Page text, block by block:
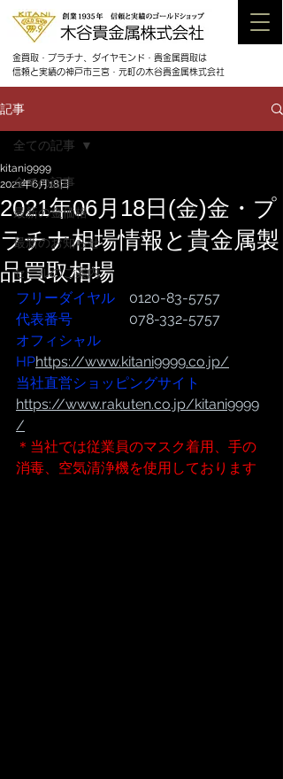
金買取・プラチナ、ダイヤモンド・貴金属買取は
信頼と実績の神戸市三宮・元町の木谷貴金属株式会社
記事
全ての記事
最新の金価格
最新のお知らせ
セールのご案内
全ての記事
2021年06月18日(金)金・プ
ラチナ相場情報と貴金属製
品買取相場
kitani9999
2021年6月18日
フリーダイヤル 0120-83-5757
代表番号
              078-332-5757
オフィシャル
HPhttps://www.kitani9999.co.jp/
当社直営ショッピングサイト
https://www.rakuten.co.jp/kitani9999
/
＊当社では従業員のマスク着用、手の
消毒、空気清浄機を使用しております